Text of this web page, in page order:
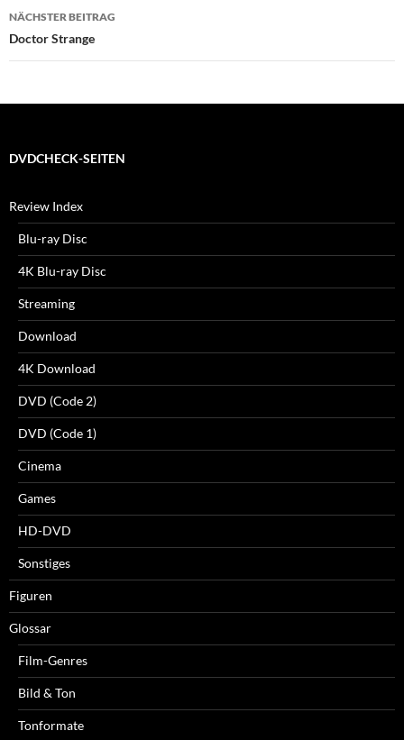
NÄCHSTER BEITRAG
Doctor Strange
DVDCHECK-SEITEN
Review Index
Blu-ray Disc
4K Blu-ray Disc
Streaming
Download
4K Download
DVD (Code 2)
DVD (Code 1)
Cinema
Games
HD-DVD
Sonstiges
Figuren
Glossar
Film-Genres
Bild & Ton
Tonformate